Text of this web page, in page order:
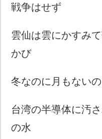
戦争はせず
雲仙は雲にかすみ
かび
冬なのに月もない
台湾の半導体に汚
の水